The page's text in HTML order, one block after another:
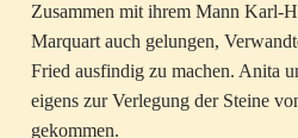
Zusammen mit ihrem Mann Karl-
Marquart auch gelungen,
Fried ausfindig zu machen. Anita
eigens zur Verlegung der Steine
gekommen.